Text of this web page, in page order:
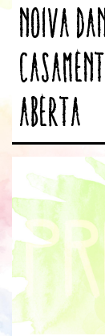
Noiva
aberta